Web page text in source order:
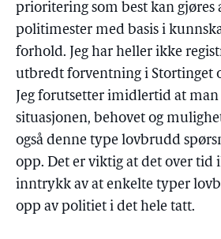
prioritering som best kan gjøres
politimester med basis i
forhold. Jeg har heller ikke
utbredt forventning i Stortinget
Jeg forutsetter imidlertid at
situasjonen, behovet og
også denne type lovbrudd
opp. Det er viktig at det over tid
inntrykk av at enkelte typer
opp av politiet i det hele tatt.